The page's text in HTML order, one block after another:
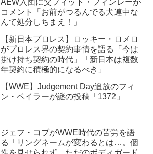
コメント「お前がつるんでる犬連中な
んて処分しちまえ！」
【新日本プロレス】ロッキー・ロメロ
がプロレス界の契約事情を語る「今は
掛け持ち契約の時代」「新日本は複数
年契約に積極的になるべき」
【WWE】Judgement Day追放のフィ
ン・ベイラーが謎の投稿「1372」
ジェフ・コブがWWE時代の苦労を語
る「リングネームが変わるとは…。個